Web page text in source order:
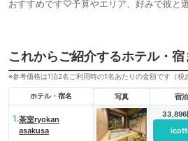
おすすめです♡予算やエリア、好みで彼と
これからご紹介するホテル・宿
※参考価格は1泊2名ご利用時の1名あたりの金額です（税
ホテル・宿名 写真 宿
1.茶室ryokan
asakusa
33,896